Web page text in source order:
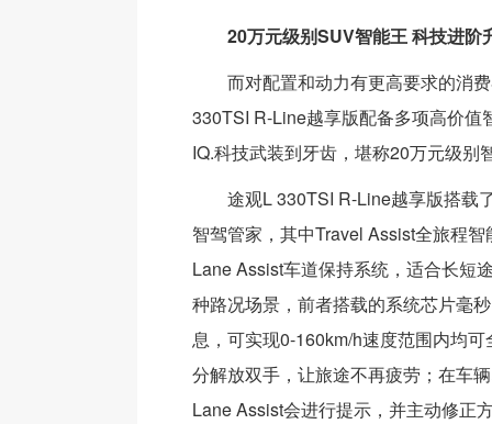
20万元级别SUV智能王 科技进阶
而对配置和动力有更高要求的消
330TSI R-Line越享版配备多项高价值
IQ.科技武装到牙齿，堪称20万元级别
途观L 330TSI R-Line越享版搭载
智驾管家，其中Travel Assist全旅程
Lane Assist车道保持系统，适合长短
种路况场景，前者搭载的系统芯片毫
息，可实现0-160km/h速度范围内均
分解放双手，让旅途不再疲劳；在车
Lane Assist会进行提示，并主动修正